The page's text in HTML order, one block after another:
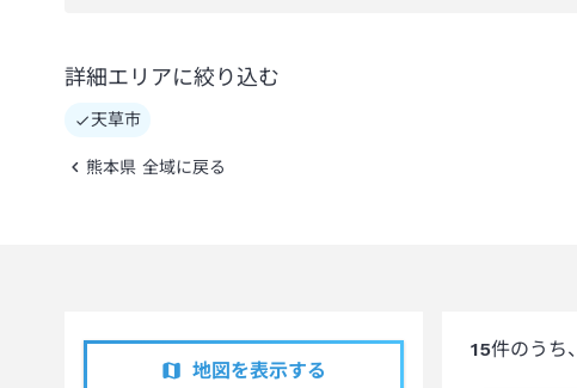
詳細エリアに絞り込む
天草市
熊本県 全域に戻る
地図を表示する
15件のうち、